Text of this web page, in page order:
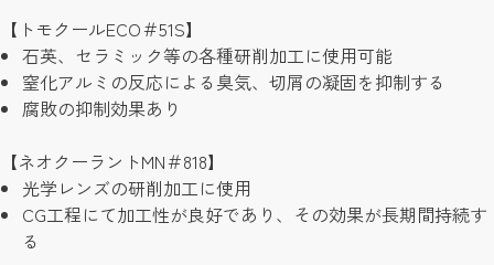
採用情報
お問い合わせ
【トモクールECO＃51S】
石英、セラミック等の各種研削加工に使用可能
窒化アルミの反応による臭気、切屑の凝固を抑制する
腐敗の抑制効果あり
【ネオクーラントMN＃818】
光学レンズの研削加工に使用
CG工程にて加工性が良好であり、その効果が長期間持続す
る